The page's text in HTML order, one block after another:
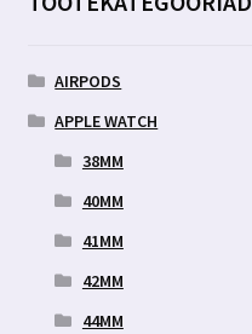
AIRPODS
APPLE WATCH
38MM
40MM
41MM
42MM
44MM